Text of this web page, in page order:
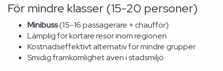
För mindre klasser (15-20 personer)
Minibuss(15-16 passagerare + chaufför)
Lämplig för kortare resor inom regionen
Kostnadseffektivt alternativ för mindre grupper
Smidig framkomlighet även i stadsmiljö